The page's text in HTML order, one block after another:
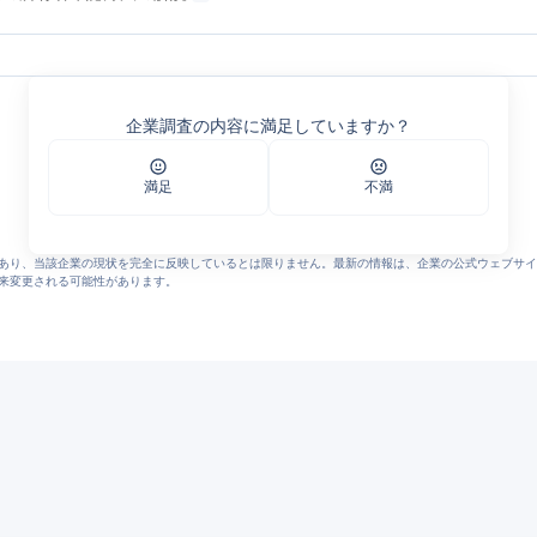
ショナル＞お申し込みはこちら企業調査の内容に満足していますか？
満足 不満
り、当該企業の現状を完全に反映しているとは限りません。最新の情報は、企業の公式ウェブサ
変更される可能性があります。